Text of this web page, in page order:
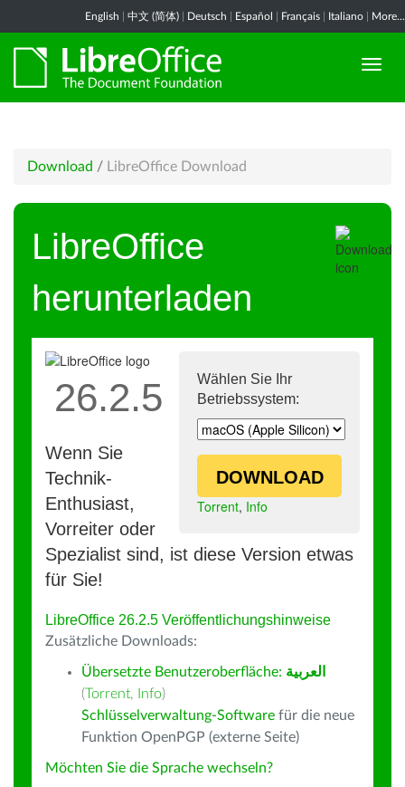
English 中文 (简体) Deutsch Español Français Italiano More...
Download / LibreOffice Download
LibreOffice
herunterladen
Wählen Sie Ihr
Betriebssystem:
DOWNLOAD
Torrent, Info
26.2.5
Wenn Sie
Technik-
Enthusiast,
Vorreiter oder
Spezialist sind, ist diese Version etwas
für Sie!
LibreOffice 26.2.5 Veröffentlichungshinweise
Zusätzliche Downloads:
Übersetzte Benutzeroberfläche: العربية
(Torrent, Info)
Schlüsselverwaltung-Software für die neue
Funktion OpenPGP (externe Seite)
Möchten Sie die Sprache wechseln?